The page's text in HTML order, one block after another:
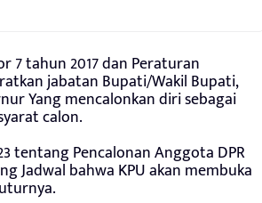
7 tahun 2017 dan Peraturan
jabatan Bupati/Wakil Bupati,
Yang mencalonkan diri sebagai
calon.
tentang Pencalonan Anggota DPR
Jadwal bahwa KPU akan membuka